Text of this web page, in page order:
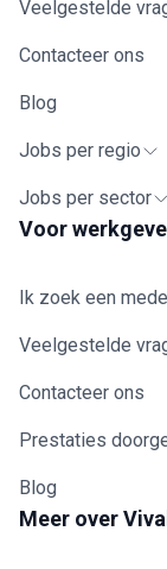
Veelgestelde
Contacteer ons
Blog
Jobs per regio
Jobs per sector
Voor
Ik zoek een
Veelgestelde
Contacteer ons
Prestaties
Blog
Meer over